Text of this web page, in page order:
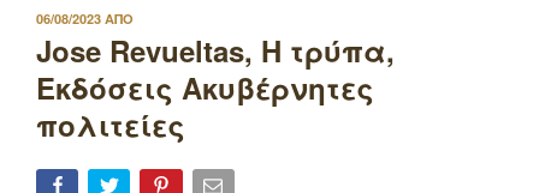
ΔΗΜΟΣΙΕΥΤΗΚΕ
ΣΤΙΣ
06/08/2023 ΑΠΟ
Jose Revueltas, Η τρύπα,
Εκδόσεις Ακυβέρνητες
πολιτείες